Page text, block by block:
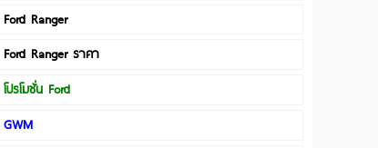
Ford Ranger
Ford Ranger ราคา
โปรโมชั่น Ford
GWM